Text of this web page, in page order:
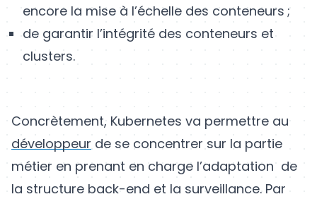
encore la mise à l’échelle des conteneurs ;
de garantir l’intégrité des conteneurs et
clusters.
Concrètement, Kubernetes va permettre au
développeur de se concentrer sur la partie
métier en prenant en charge l’adaptation de
la structure back-end et la surveillance. Par